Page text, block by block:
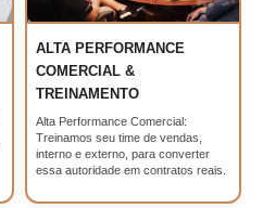
ALTA PERFORMANCE
COMERCIAL &
TREINAMENTO
Alta Performance Comercial:
Treinamos seu time de vendas,
interno e externo, para converter
essa autoridade em contratos reais.